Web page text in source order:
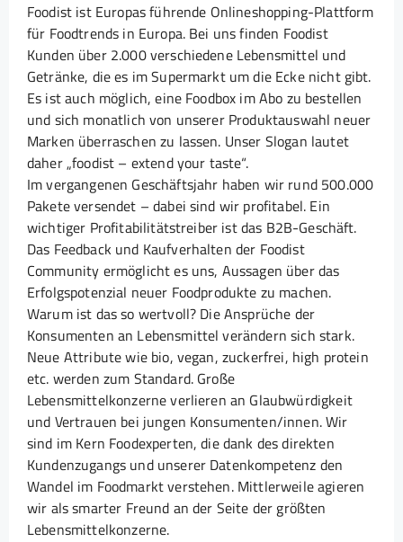
Foodist ist Europas führende Onlineshopping-Plattform
für Foodtrends in Europa. Bei uns finden Foodist
Kunden über 2.000 verschiedene Lebensmittel und
Getränke, die es im Supermarkt um die Ecke nicht gibt.
Es ist auch möglich, eine Foodbox im Abo zu bestellen
und sich monatlich von unserer Produktauswahl neuer
Marken überraschen zu lassen. Unser Slogan lautet
daher „foodist – extend your taste“.
Im vergangenen Geschäftsjahr haben wir rund 500.000
Pakete versendet – dabei sind wir profitabel. Ein
wichtiger Profitabilitätstreiber ist das B2B-Geschäft.
Das Feedback und Kaufverhalten der Foodist
Community ermöglicht es uns, Aussagen über das
Erfolgspotenzial neuer Foodprodukte zu machen.
Warum ist das so wertvoll? Die Ansprüche der
Konsumenten an Lebensmittel verändern sich stark.
Neue Attribute wie bio, vegan, zuckerfrei, high protein
etc. werden zum Standard. Große
Lebensmittelkonzerne verlieren an Glaubwürdigkeit
und Vertrauen bei jungen Konsumenten/innen. Wir
sind im Kern Foodexperten, die dank des direkten
Kundenzugangs und unserer Datenkompetenz den
Wandel im Foodmarkt verstehen. Mittlerweile agieren
wir als smarter Freund an der Seite der größten
Lebensmittelkonzerne.